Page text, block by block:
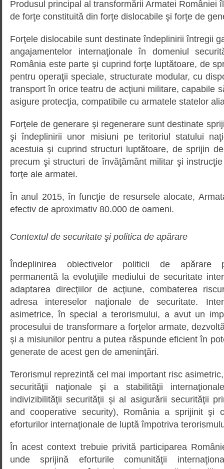
Produsul principal al transformării Armatei României
de forţe constituită din forţe dislocabile şi forţe de
Forţele dislocabile sunt destinate îndeplinirii întregii
angajamentelor internaţionale în domeniul
România este parte şi cuprind forţe luptătoare, de
pentru operaţii speciale, structurate modular, cu
transport în orice teatru de acţiuni militare, capabile
asigure protecţia, compatibile cu armatele statelor
Forţele de generare şi regenerare sunt destinate
şi îndeplinirii unor misiuni pe teritoriul statului
acestuia şi cuprind structuri luptătoare, de sprijin
precum şi structuri de învăţământ militar şi
forţe ale armatei.
În anul 2015, în funcţie de resursele alocate,
efectiv de aproximativ 80.000 de oameni.
Contextul de securitate şi politica de apărare
Îndeplinirea obiectivelor politicii de apărare
permanentă la evoluţiile mediului de securitate
adaptarea direcţiilor de acţiune, combaterea
adresa intereselor naţionale de securitate.
asimetrice, în special a terorismului, a avut un
procesului de transformare a forţelor armate,
şi a misiunilor pentru a putea răspunde eficient în
generate de acest gen de ameninţări.
Terorismul reprezintă cel mai important risc
securităţii naţionale şi a stabilităţii
indivizibilităţii securităţii şi al asigurării securităţii
and cooperative security), România a sprijinit şi
eforturilor internaţionale de luptă împotriva
În acest context trebuie privită participarea
unde sprijină eforturile comunităţii